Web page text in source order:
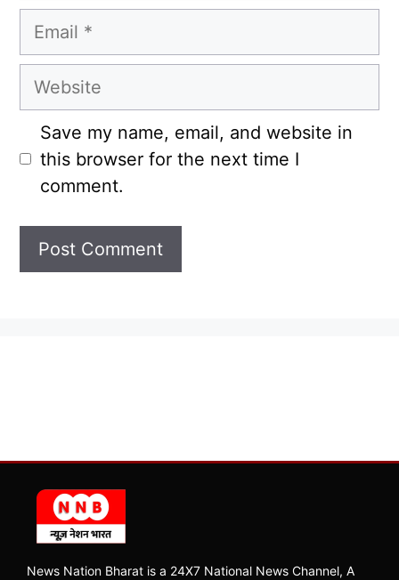
Email
Website
Save my name, email, and website in
this browser for the next time I
comment.
News Nation Bharat is a 24X7 National News Channel, A